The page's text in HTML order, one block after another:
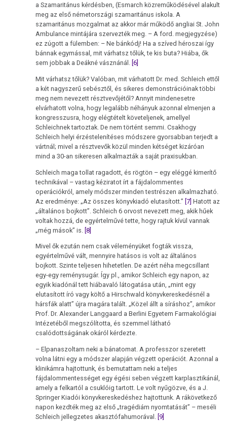
a Szamaritánus kérdésben, (Esmarch közreműködésével alakult
meg az első németországi szamaritánus iskola. A
szamaritánus mozgalmat az akkor már működő angliai St. John
Ambulance mintájára szervezték meg. – A ford. megjegyzése)
ez zúgott a fülemben: – Ne bánkódj! Ha a szíved héroszai így
bánnak egymással, mit várhatsz tőlük, te kis buta? Hiába, ők
sem jobbak a Deákné vásznánál.
[6]
Mit várhatsz tőlük? Valóban, mit várhatott Dr. med. Schleich ettől
a két nagyszerű sebésztől, és sikeres demonstrációinak többi
meg nem nevezett résztvevőjétől? Annyit mindenesetre
elvárhatott volna, hogy legalább néhányuk azonnal elmenjen a
kongresszusra, hogy elégtételt követeljenek, amellyel
Schleichnek tartoztak. De nem történt semmi. Csakhogy
Schleich helyi érzéstelenítéses módszere gyorsabban terjedt a
vártnál; mivel a résztvevők közül minden kétséget kizáróan
mind a 30-an sikeresen alkalmazták a saját praxisukban.
Schleich maga tollat ragadott, és rögtön – egy eléggé kimerítő
technikával – vastag kéziratot írt a fájdalommentes
operációkról, amely módszer minden testrészen alkalmazható.
Az eredménye: „Az összes könyvkiadó elutasított.” [7] Hatott az
„általános bojkott”. Schleich 6 orvost nevezett meg, akik hűek
voltak hozzá, de egyértelművé tette, hogy rajtuk kívül vannak
„még mások” is. [8]
Mivel ők ezután nem csak véleményüket fogták vissza,
egyértelművé vált, mennyire hatásos is volt az általános
bojkott. Szinte teljesen hihetetlen. De azért néha megcsillant
egy-egy reménysugár. Így pl., amikor Schleich egy napon, az
egyik kiadónál tett hiábavaló látogatása után, „mint egy
elutasított író vagy költő a Hirschwald könyvkereskedésnél a
hársfák alatt” újra magára talált. „Közel állt a síráshoz”, amikor
Prof. Dr. Alexander Langgaard a Berlini Egyetem Farmakológiai
Intézetéből megszólította, és szemmel látható
csalódottságának okáról kérdezte.
– Elpanaszoltam neki a bánatomat. A professzor szeretett
volna látni egy a módszer alapján végzett operációt. Azonnal a
klinikámra hajtottunk, és bemutattam neki a teljes
fájdalommentességet egy égési seben végzett karplasztikánál,
amely a felkartól a csuklóig tartott. Le volt nyűgözve, és a J.
Springer Kiadói könyvkereskedéshez hajtottunk. A rákövetkező
napon kezdték meg az első „tragédiám nyomtatását” – meséli
Schleich jellegzetes akasztófahumorával. [9]